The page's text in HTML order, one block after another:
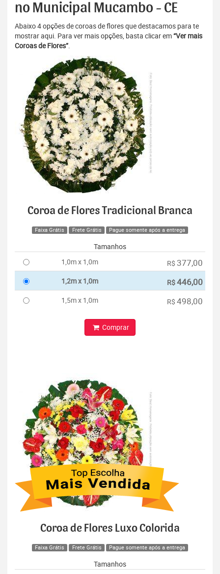
no Municipal Mucambo - CE
Abaixo 4 opções de coroas de flores que destacamos para te
mostrar aqui. Para ver mais opções, basta clicar em“Ver mais
Coroas de Flores”.
Coroa de Flores Tradicional Branca
Faixa Grátis Frete Grátis Pague somente após a entrega
Tamanhos
1,0m x 1,0m
R$ 377,00
1,2m x 1,0m R$446,00
1,5m x 1,0m R$ 498,00
Comprar
Coroa de Flores Luxo Colorida
Faixa Grátis Frete Grátis Pague somente após a entrega
Tamanhos